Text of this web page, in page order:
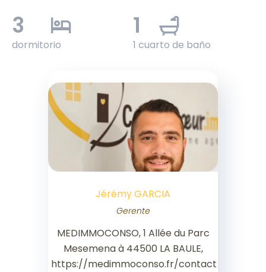
3
dormitorio
1
1 cuarto de baño
Jérémy GARCIA
Gerente
MEDIMMOCONSO, 1 Allée du Parc
Mesemena à 44500 LA BAULE,
https://medimmoconso.fr/contact